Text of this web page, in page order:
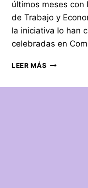
últimos meses con
de Trabajo y
la iniciativa lo han
celebradas en
LEER MÁS